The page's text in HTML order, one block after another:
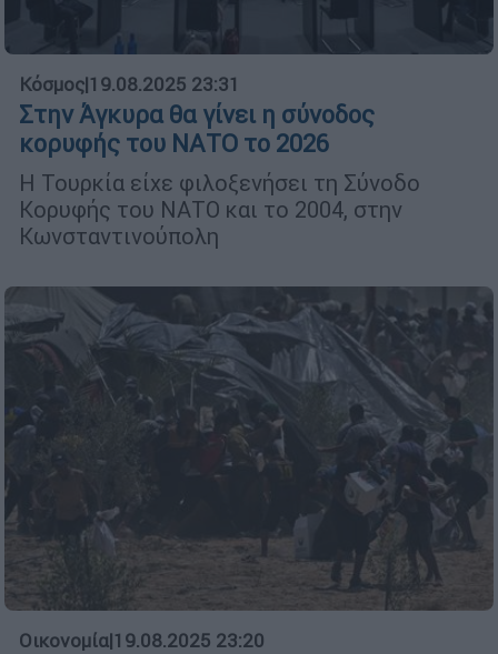
Κόσμος|19.08.2025 23:31
Στην Άγκυρα θα γίνει η σύνοδος
κορυφής του ΝΑΤΟ το 2026
Η Τουρκία είχε φιλοξενήσει τη Σύνοδο
Κορυφής του ΝΑΤΟ και το 2004, στην
Κωνσταντινούπολη
Οικονομία|19.08.2025 23:20